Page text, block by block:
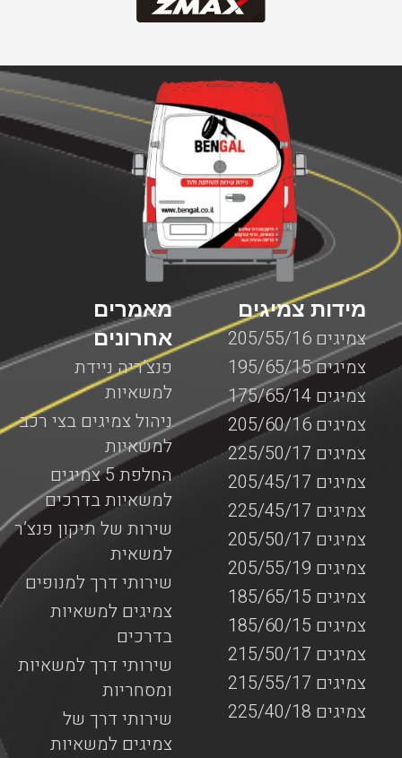
מאמרים
אחרונים
פנצ’ריה ניידת
למשאיות
ניהול צמיגים בצי רכב
למשאיות
החלפת 5 צמיגים
למשאיות בדרכים
שירות של תיקון פנצ’ר
למשאית
שירותי דרך למנופים
צמיגים למשאיות
בדרכים
שירותי דרך למשאיות
ומסחריות
שירותי דרך של
צמיגים למשאיות
מידות צמיגים
צמיגים 205/55/16
צמיגים 195/65/15
צמיגים 175/65/14
צמיגים 205/60/16
צמיגים 225/50/17
צמיגים 205/45/17
צמיגים 225/45/17
צמיגים 205/50/17
צמיגים 205/55/19
צמיגים 185/65/15
צמיגים 185/60/15
צמיגים 215/50/17
צמיגים 215/55/17
צמיגים 225/40/18